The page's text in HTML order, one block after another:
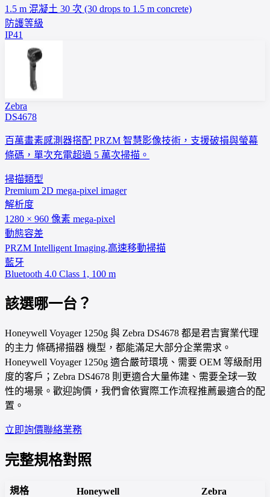
1.5 m 混凝土 30 次 (30 drops to 1.5 m concrete)
防護等級
IP41
Zebra
DS4678
百萬畫素感測器搭配 PRZM 智慧影像技術，支援破損與螢幕
條碼，單次充電超過 5 萬次掃描。
掃描類型
Premium 2D mega-pixel imager
解析度
1280 × 960 像素 mega-pixel
動態容差
PRZM Intelligent Imaging,高速移動掃描
藍牙
Bluetooth 4.0 Class 1, 100 m
該選哪一台？
Honeywell Voyager 1250g 與 Zebra DS4678 都是君吉實業代理
的主力 條碼掃描器 機型，都能滿足大部分企業需求。
Honeywell Voyager 1250g 適合嚴苛環境、需要 OEM 等級耐用
度的客戶；Zebra DS4678 則更適合大量佈建、需要全球一致
性的場景。歡迎詢價，我們會依實際工作流程推薦最適合的配
置。
立即詢價聯絡業務
完整規格對照
規格
Honeywell
Zebra